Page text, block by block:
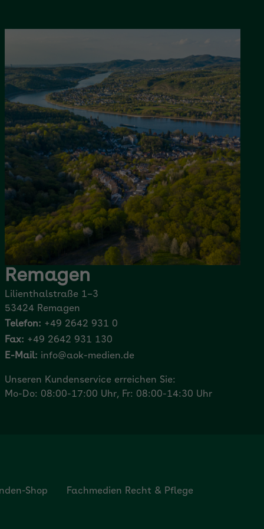
Remagen
Lilienthalstraße 1–3
53424 Remagen
Telefon: +49 2642 931 0
Fax: +49 2642 931 130
E-Mail: info@aok-medien.de
Unseren Kundenservice erreichen Sie:
Mo-Do: 08:00-17:00 Uhr, Fr: 08:00-14:30 Uhr
Shop Fachmedien Recht & Pflege